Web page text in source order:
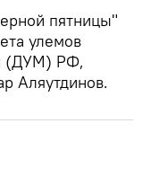
пятницы"
улемов
(ДУМ) РФ,
Аляутдинов.